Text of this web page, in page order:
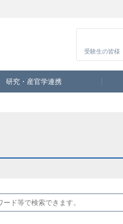
受験生の皆様
研究・産官学連携